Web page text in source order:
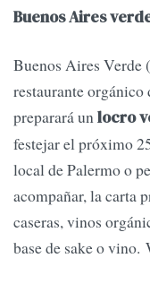
Buenos Aires
Buenos Aires Verde
restaurante
preparará unlocro
festejar el próximo
local de Palermo o
acompañar, la carta
caseras, vinos
base de sake o